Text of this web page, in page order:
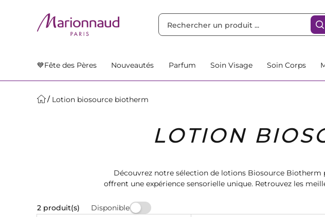
💙Fête des Pères Nouveautés Parfum Soin Visage Soin Corps
Lotion biosource biotherm
LOTION
Découvrez notre sélection de lotions Biosource
offrent une expérience sensorielle unique. Retrouvez les
2 produit(s) Disponible